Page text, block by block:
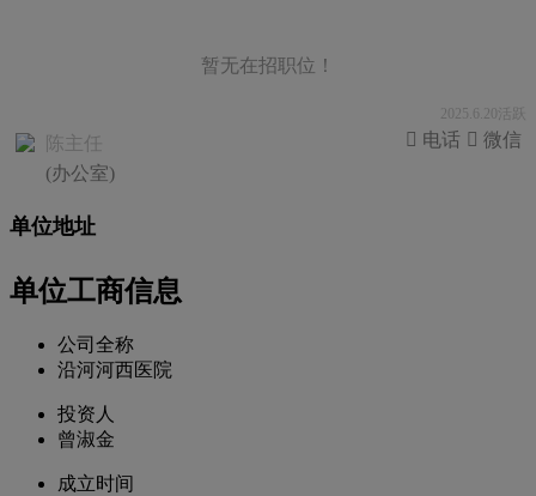
暂无在招职位！
2025.6.20活跃
陈主任
(办公室)
 微信
 电话
单位地址
单位工商信息
公司全称
沿河河西医院
投资人
曾淑金
成立时间